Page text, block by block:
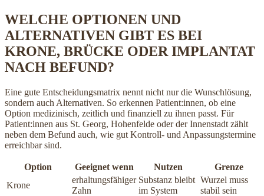
WELCHE OPTIONEN UND
ALTERNATIVEN GIBT ES BEI
KRONE, BRÜCKE ODER IMPLANTAT
NACH BEFUND?
Eine gute Entscheidungsmatrix nennt nicht nur die Wunschlösung,
sondern auch Alternativen. So erkennen Patient:innen, ob eine
Option medizinisch, zeitlich und finanziell zu ihnen passt. Für
Patient:innen aus St. Georg, Hohenfelde oder der Innenstadt zählt
neben dem Befund auch, wie gut Kontroll- und Anpassungstermine
erreichbar sind.
Option Geeignet wenn Nutzen
Grenze
Krone
erhaltungsfähiger
Zahn
Substanz bleibt
im System
Wurzel muss
stabil sein